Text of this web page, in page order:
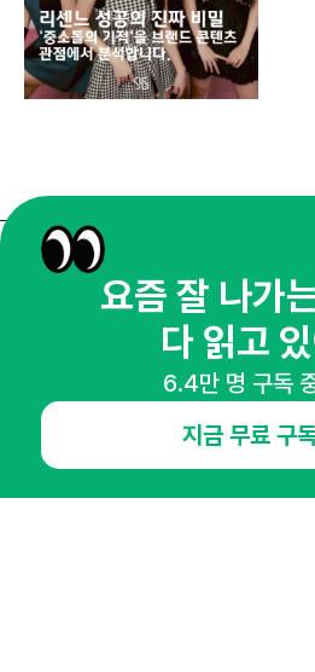
매주 화요일 아침,
마케팅 감각을 깨워 드릴게요!
65,043명의 마케터를 성장시키는 뉴스레터
요즘 잘 나가
다 읽고
6.4만 명 구독
지금 무료 구